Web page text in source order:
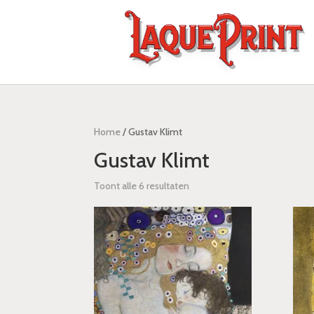
Home/ Gustav Klimt
Gustav Klimt
Toont alle 6 resultaten